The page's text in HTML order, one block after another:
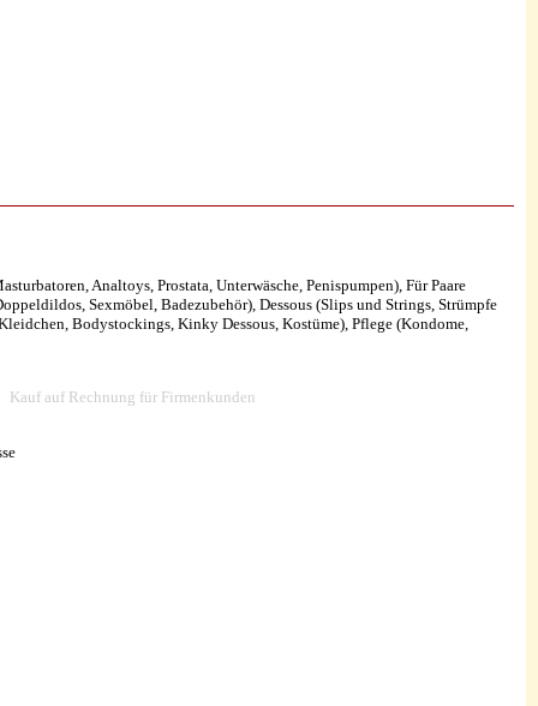
Analtoys, Prostata, Unterwäsche, Penispumpen), Für Paare
Sexmöbel, Badezubehör), Dessous (Slips und Strings, Strümpfe
Bodystockings, Kinky Dessous, Kostüme), Pflege (Kondome,
Kauf auf Rechnung für Firmenkunden